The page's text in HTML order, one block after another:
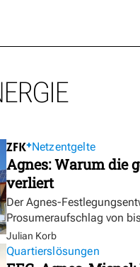
Netzentgelte
Agnes: Warum die
verliert
Der Agnes-
Prosumeraufschlag von
Julian Korb
Quartierslösungen